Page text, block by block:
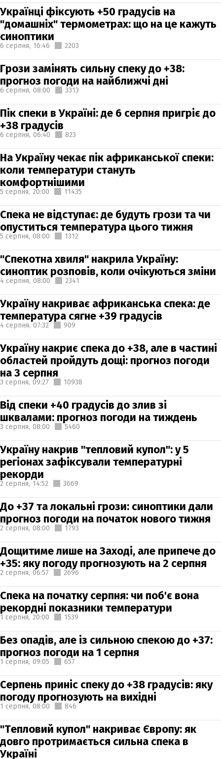
Українці фіксують +50 градусів на
"домашніх" термометрах: що на це кажуть
синоптики
6 серпня, 16:46 2203
Грози замінять сильну спеку до +38:
прогноз погоди на найближчі дні
6 серпня, 08:00 3313
Пік спеки в Україні: де 6 серпня пригріє до
+38 градусів
6 серпня, 06:40 823
На Україну чекає пік африканської спеки:
коли температури стануть
комфортнішими
5 серпня, 20:00 11435
Спека не відступає: де будуть грози та чи
опуститься температура цього тижня
5 серпня, 08:00 1312
"Спекотна хвиля" накрила Україну:
синоптик розповів, коли очікуються зміни
4 серпня, 08:00 2341
Україну накриває африканська спека: де
температура сягне +39 градусів
4 серпня, 07:32 909
Україну накриє спека до +38, але в частині
областей пройдуть дощі: прогноз погоди
на 3 серпня
3 серпня, 09:27 10938
Від спеки +40 градусів до злив зі
шквалами: прогноз погоди на тиждень
3 серпня, 08:00 5460
Україну накрив "тепловий купол": у 5
регіонах зафіксували температурні
рекорди
2 серпня, 14:52 3669
До +37 та локальні грози: синоптики дали
прогноз погоди на початок нового тижня
2 серпня, 08:00 1793
Дощитиме лише на Заході, але припече до
+35: яку погоду прогнозують на 2 серпня
2 серпня, 06:57 2696
Спека на початку серпня: чи поб'є вона
рекордні показники температури
1 серпня, 20:00 1539
Без опадів, але із сильною спекою до +37:
прогноз погоди на 1 серпня
1 серпня, 09:05 657
Серпень приніс спеку до +38 градусів: яку
погоду прогнозують на вихідні
1 серпня, 08:00 846
"Тепловий купол" накриває Європу: як
довго протримається сильна спека в
Україні